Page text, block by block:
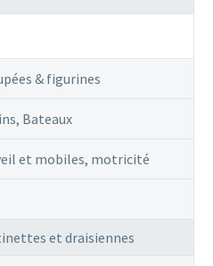
& figurines
Bateaux
et mobiles, motricité
et draisiennes